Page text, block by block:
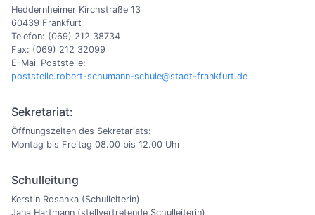
Heddernheimer Kirchstraße 13
60439 Frankfurt
Telefon: (069) 212 38734
Fax: (069) 212 32099
E-Mail Poststelle:
poststelle.robert-schumann-schule@stadt-frankfurt.de
Sekretariat:
Öffnungszeiten des Sekretariats:
Montag bis Freitag 08.00 bis 12.00 Uhr
Schulleitung
Kerstin Rosanka (Schulleiterin)
Jana Hartmann (stellvertretende Schulleiterin)